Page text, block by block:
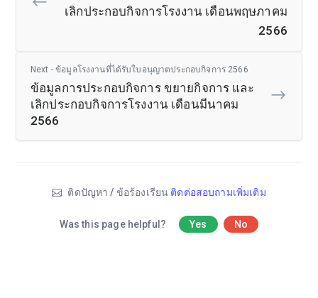
เลิกประกอบกิจการโรงงาน เดือนพฤษภาคม
2566
Next - ข้อมูลโรงงานที่ได้รับใบอนุญาตประกอบกิจการ 2566
ข้อมูลการประกอบกิจการ ขยายกิจการ และ
เลิกประกอบกิจการโรงงาน เดือนมีนาคม
2566
ติดปัญหา / ข้อร้องเรียน ติดต่อสอบถามเพิ่มเติม
Was this page helpful? Yes No